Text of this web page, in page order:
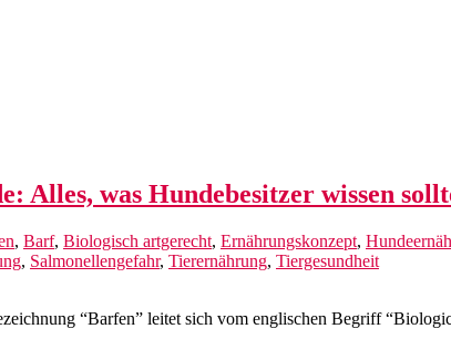
Alles, was Hundebesitzer wissen
, Barf, Biologisch artgerecht, Ernährungskonzept,
, Salmonellengefahr, Tierernährung, Tiergesundheit
“Barfen” leitet sich vom englischen Begriff